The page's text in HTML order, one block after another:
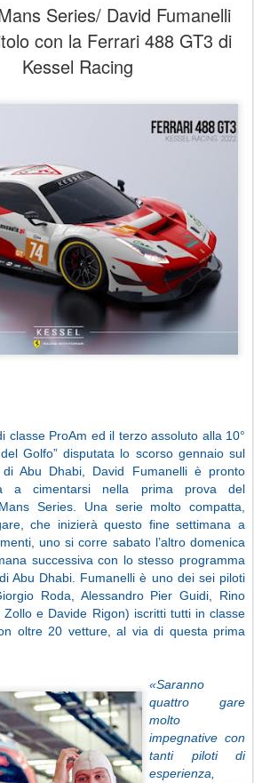
Series/ David Fumanelli
con la Ferrari 488 GT3 di
Kessel Racing
classe ProAm ed il terzo assoluto alla 10°
Golfo” disputata lo scorso gennaio sul
Abu Dhabi, David Fumanelli è pronto
a cimentarsi nella prima prova del
Series. Una serie molto compatta,
che inizierà questo fine settimana a
uno si corre sabato l’altro domenica
successiva con lo stesso programma
Abu Dhabi. Fumanelli è uno dei sei piloti
Roda, Alessandro Pier Guidi, Rino
Zollo e Davide Rigon) iscritti tutti in classe
oltre 20 vetture, al via di questa prima
«Saranno
quattro gare
molto
impegnative con
tanti piloti di
esperienza,